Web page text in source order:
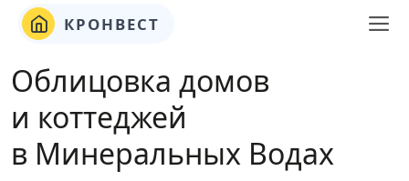
КРОНВЕСТ
Облицовка домов
и коттеджей
в Минеральных Водах